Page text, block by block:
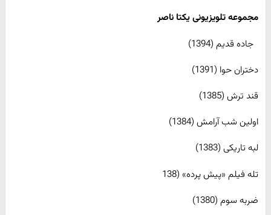
مجموعه تلویزیونی یکتا ناصر
جاده قدیم (1394)
دختران حوا (1391)
قند ترش (1385)
اولین شب آرامش (1384)
لبه تاریکی (1383)
تله فیلم «پیش پرده» (138
ضربه سوم (1380)